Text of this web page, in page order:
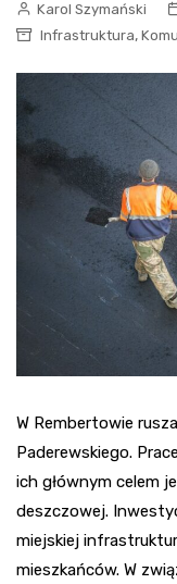
Karol Szymański
Infrastruktura,
W Rembertowie
Paderewskiego.
ich głównym celem
deszczowej.
miejskiej
mieszkańców. W